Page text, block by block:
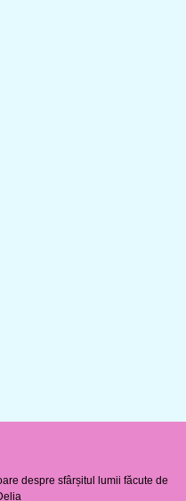
despre sfârșitul lumii făcute de